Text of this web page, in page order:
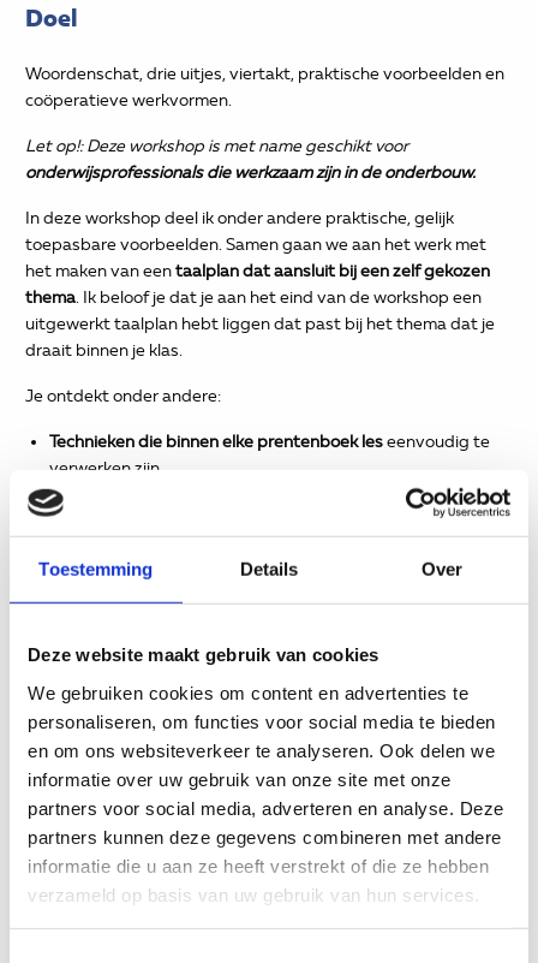
Toestemming Details Over
Deze website maakt gebruik van cookies
We gebruiken cookies om content en advertenties te
personaliseren, om functies voor social media te bieden
en om ons websiteverkeer te analyseren. Ook delen we
informatie over uw gebruik van onze site met onze
partners voor social media, adverteren en analyse. Deze
partners kunnen deze gegevens combineren met andere
informatie die u aan ze heeft verstrekt of die ze hebben
verzameld op basis van uw gebruik van hun services.
Doel
Woordenschat, drie uitjes, viertakt, praktische voorbeelden en
coöperatieve werkvormen.
Let op!: Deze workshop is met name geschikt voor
onderwijsprofessionals die werkzaam zijn in de onderbouw.
In deze workshop deel ik onder andere praktische, gelijk
toepasbare voorbeelden. Samen gaan we aan het werk met
het maken van eentaalplan dat aansluit bij een zelf gekozen
thema. Ik beloof je dat je aan het eind van de workshop een
uitgewerkt taalplan hebt liggen dat past bij het thema dat je
draait binnen je klas.
Je ontdekt onder andere:
Technieken die binnen elke prentenboek leseenvoudig te
verwerken zijn.
Oefenen we met enkele
voorbeelden uit de grammaticale
methode Zíen is Snappen
themain je klas.
Wanneer je het maximale uit deze workshop wilt halen, helpt
het om vooraf:
Duidelijk te hebben welk
Evt. woordenlijsten en een prentenboek mee te nemen die
je in dit thema gaat gebruiken.
Wie ben ik?
leerkrachten vanuit Expertisecentrum de Fakkel. De afgelopen
drie jaar heb ik veel leerkrachten en onderwijsassistenten van